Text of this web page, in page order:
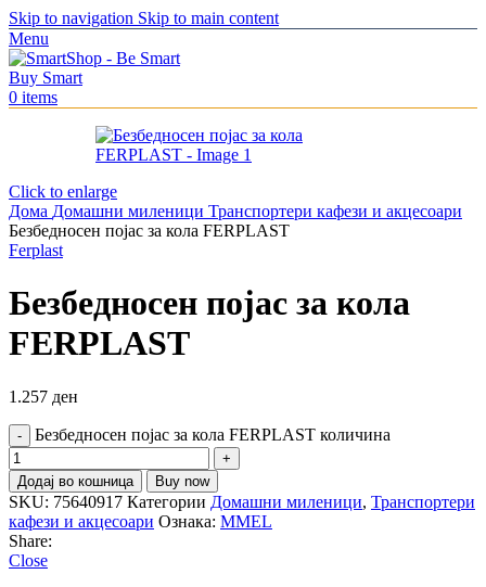
Skip to navigation Skip to main content
Menu
0 items
Click to enlarge
Дома Домашни миленици Транспортери кафези и акцесоари
Безбедносен појас за кола FERPLAST
Ferplast
Безбедносен појас за кола
FERPLAST
1.257 ден
Безбедносен појас за кола FERPLAST количина
Додај во кошница Buy now
SKU: 75640917 Категории Домашни миленици, Транспортери
кафези и акцесоари Ознака: MMEL
Share:
Close